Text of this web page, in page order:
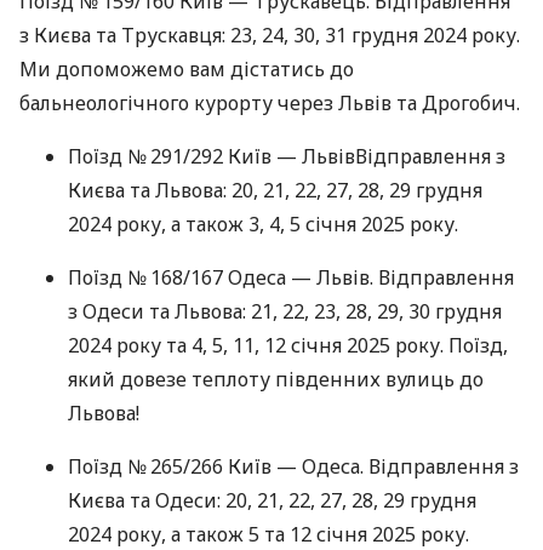
з Києва та Трускавця: 23, 24, 30, 31 грудня 2024 року.
Ми допоможемо вам дістатись до
бальнеологічного курорту через Львів та Дрогобич.
Поїзд № 291/292 Київ — ЛьвівВідправлення з
Києва та Львова: 20, 21, 22, 27, 28, 29 грудня
2024 року, а також 3, 4, 5 січня 2025 року.
Поїзд № 168/167 Одеса — Львів. Відправлення
з Одеси та Львова: 21, 22, 23, 28, 29, 30 грудня
2024 року та 4, 5, 11, 12 січня 2025 року. Поїзд,
який довезе теплоту південних вулиць до
Львова!
Поїзд № 265/266 Київ — Одеса. Відправлення з
Києва та Одеси: 20, 21, 22, 27, 28, 29 грудня
2024 року, а також 5 та 12 січня 2025 року.